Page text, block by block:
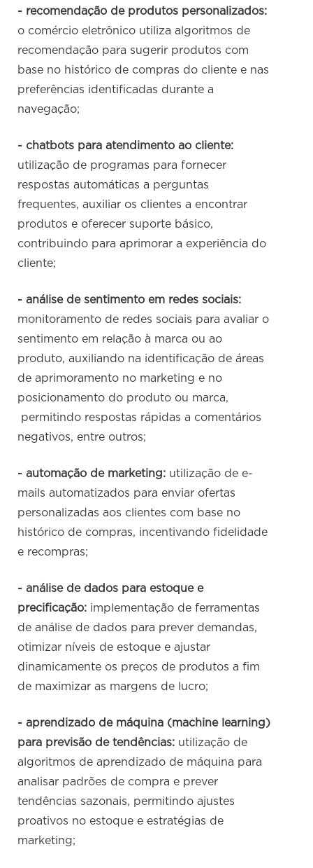
- recomendação de produtos personalizados:
o comércio eletrônico utiliza algoritmos de
recomendação para sugerir produtos com
base no histórico de compras do cliente e nas
preferências identificadas durante a
navegação;
- chatbots para atendimento ao cliente:
utilização de programas para fornecer
respostas automáticas a perguntas
frequentes, auxiliar os clientes a encontrar
produtos e oferecer suporte básico,
contribuindo para aprimorar a experiência do
cliente;
- análise de sentimento em redes sociais:
monitoramento de redes sociais para avaliar o
sentimento em relação à marca ou ao
produto, auxiliando na identificação de áreas
de aprimoramento no marketing e no
posicionamento do produto ou marca,
permitindo respostas rápidas a comentários
negativos, entre outros;
- automação de marketing: utilização de e-
mails automatizados para enviar ofertas
personalizadas aos clientes com base no
histórico de compras, incentivando fidelidade
e recompras;
- análise de dados para estoque e
precificação: implementação de ferramentas
de análise de dados para prever demandas,
otimizar níveis de estoque e ajustar
dinamicamente os preços de produtos a fim
de maximizar as margens de lucro;
- aprendizado de máquina (machine learning)
para previsão de tendências: utilização de
algoritmos de aprendizado de máquina para
analisar padrões de compra e prever
tendências sazonais, permitindo ajustes
proativos no estoque e estratégias de
marketing;